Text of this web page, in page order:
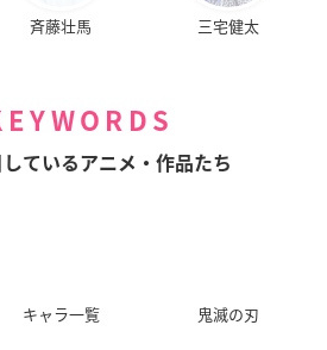
斉藤壮馬 三宅健太
ているアニメ・作品たち
キャラ一覧 鬼滅の刃